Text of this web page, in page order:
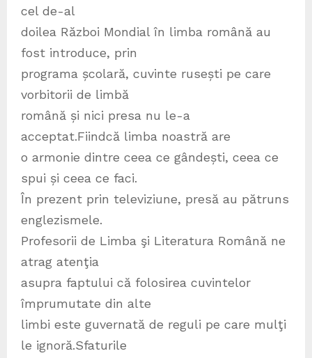
cel de-al
doilea Război Mondial în limba română au
fost introduce, prin
programa școlară, cuvinte rusești pe care
vorbitorii de limbă
română și nici presa nu le-a
acceptat.Fiindcă limba noastră are
o armonie dintre ceea ce gândești, ceea ce
spui și ceea ce faci.
În prezent prin televiziune, presă au pătruns
englezismele.
Profesorii de Limba şi Literatura Română ne
atrag atenţia
asupra faptului că folosirea cuvintelor
împrumutate din alte
limbi este guvernată de reguli pe care mulţi
le ignoră.Sfaturile